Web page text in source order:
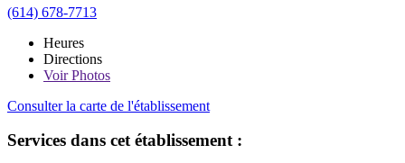
(614) 678-7713
Heures
Directions
VoirPhotos
Consulter la carte de l'établissement
Services dans cet établissement :